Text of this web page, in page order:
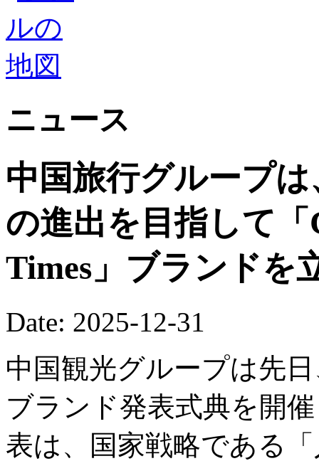
ニュース
中国旅行グループ
の進出を目指して
Times」ブランドを
Date: 2025-12-31
中国観光グループは先
ブランド発表式典を開
表は、国家戦略である